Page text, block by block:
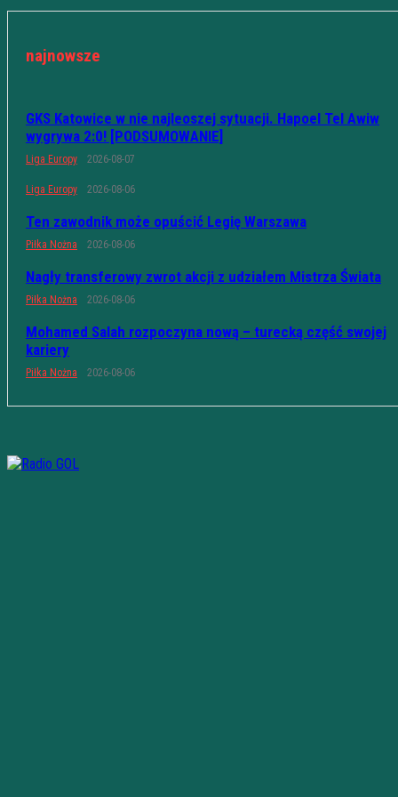
najnowsze
GKS Katowice w nie najleoszej sytuacji. Hapoel Tel Awiw
wygrywa 2:0! [PODSUMOWANIE]
Liga Europy 2026-08-07
Liga Europy 2026-08-06
Ten zawodnik może opuścić Legię Warszawa
Piłka Nożna 2026-08-06
Nagły transferowy zwrot akcji z udziałem Mistrza Świata
Piłka Nożna 2026-08-06
Mohamed Salah rozpoczyna nową – turecką część swojej
kariery
Piłka Nożna 2026-08-06